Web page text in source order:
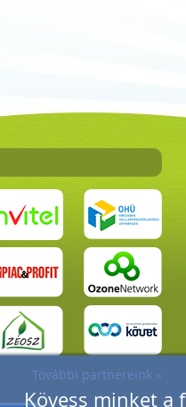
Kövess minket a
További partnereink »